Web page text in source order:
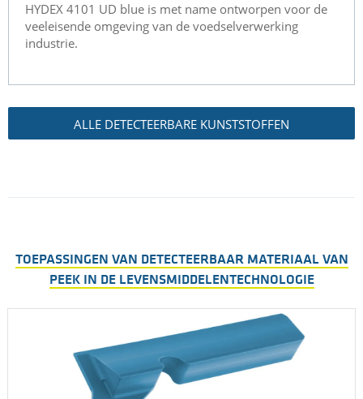
HYDEX 4101 UD blue is met name ontworpen voor de
veeleisende omgeving van de voedselverwerking
industrie.
ALLE DETECTEERBARE KUNSTSTOFFEN
TOEPASSINGEN VAN DETECTEERBAAR MATERIAAL VAN
PEEK IN DE LEVENSMIDDELENTECHNOLOGIE